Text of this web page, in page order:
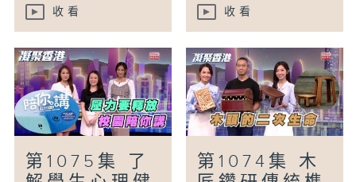
收看 收看
第1075集 了
第1074集 木